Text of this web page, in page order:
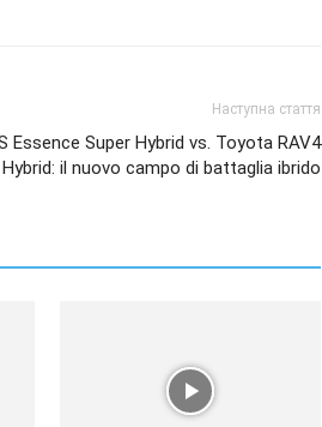
Наступна стаття
Essence Super Hybrid vs. Toyota RAV4
il nuovo campo di battaglia ibrido